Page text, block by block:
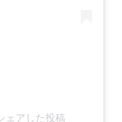
ェアした投稿